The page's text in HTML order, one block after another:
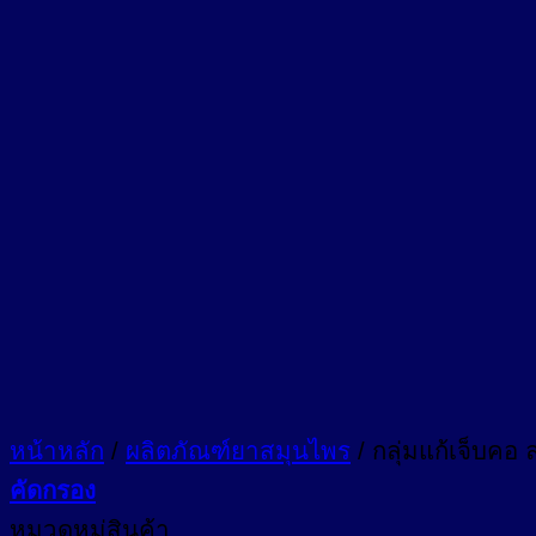
หน้าหลัก / ผลิตภัณฑ์ยาสมุนไพร / กลุ่มแก้เจ็บคอ
คัดกรอง
หมวดหมู่สินค้า